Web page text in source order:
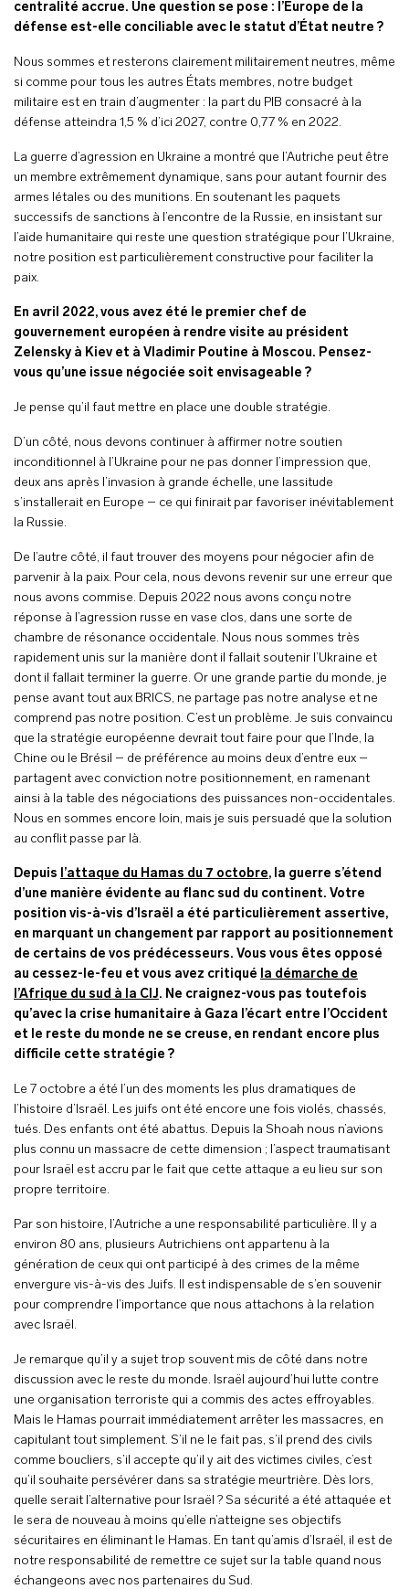
centralité accrue. Une question se pose : l’Europe de la
défense est-elle conciliable avec le statut d’État neutre ?
Nous sommes et resterons clairement militairement neutres, même
si comme pour tous les autres États membres, notre budget
militaire est en train d’augmenter : la part du PIB consacré à la
défense atteindra 1,5 % d’ici 2027, contre 0,77 % en 2022.
La guerre d’agression en Ukraine a montré que l’Autriche peut être
un membre extrêmement dynamique, sans pour autant fournir des
armes létales ou des munitions. En soutenant les paquets
successifs de sanctions à l’encontre de la Russie, en insistant sur
l’aide humanitaire qui reste une question stratégique pour l’Ukraine,
notre position est particulièrement constructive pour faciliter la
paix.
En avril 2022, vous avez été le premier chef de
gouvernement européen à rendre visite au président
Zelensky à Kiev et à Vladimir Poutine à Moscou. Pensez-
vous qu’une issue négociée soit envisageable ?
Je pense qu’il faut mettre en place une double stratégie.
D’un côté, nous devons continuer à affirmer notre soutien
inconditionnel à l’Ukraine pour ne pas donner l’impression que,
deux ans après l’invasion à grande échelle, une lassitude
s’installerait en Europe – ce qui finirait par favoriser inévitablement
la Russie.
De l’autre côté, il faut trouver des moyens pour négocier afin de
parvenir à la paix. Pour cela, nous devons revenir sur une erreur que
nous avons commise. Depuis 2022 nous avons conçu notre
réponse à l’agression russe en vase clos, dans une sorte de
chambre de résonance occidentale. Nous nous sommes très
rapidement unis sur la manière dont il fallait soutenir l’Ukraine et
dont il fallait terminer la guerre. Or une grande partie du monde, je
pense avant tout aux BRICS, ne partage pas notre analyse et ne
comprend pas notre position. C’est un problème. Je suis convaincu
que la stratégie européenne devrait tout faire pour que l’Inde, la
Chine ou le Brésil – de préférence au moins deux d’entre eux –
partagent avec conviction notre positionnement, en ramenant
ainsi à la table des négociations des puissances non-occidentales.
Nous en sommes encore loin, mais je suis persuadé que la solution
au conflit passe par là.
Depuis l’attaque du Hamas du 7 octobre, la guerre s’étend
d’une manière évidente au flanc sud du continent. Votre
position vis-à-vis d’Israël a été particulièrement assertive,
en marquant un changement par rapport au positionnement
de certains de vos prédécesseurs. Vous vous êtes opposé
au cessez-le-feu et vous avez critiqué la démarche de
l’Afrique du sud à la CIJ. Ne craignez-vous pas toutefois
qu’avec la crise humanitaire à Gaza l’écart entre l’Occident
et le reste du monde ne se creuse, en rendant encore plus
difficile cette stratégie ?
Le 7 octobre a été l’un des moments les plus dramatiques de
l’histoire d’Israël. Les juifs ont été encore une fois violés, chassés,
tués. Des enfants ont été abattus. Depuis la Shoah nous n’avions
plus connu un massacre de cette dimension ; l’aspect traumatisant
pour Israël est accru par le fait que cette attaque a eu lieu sur son
propre territoire.
Par son histoire, l’Autriche a une responsabilité particulière. Il y a
environ 80 ans, plusieurs Autrichiens ont appartenu à la
génération de ceux qui ont participé à des crimes de la même
envergure vis-à-vis des Juifs. Il est indispensable de s’en souvenir
pour comprendre l’importance que nous attachons à la relation
avec Israël.
Je remarque qu’il y a sujet trop souvent mis de côté dans notre
discussion avec le reste du monde. Israël aujourd’hui lutte contre
une organisation terroriste qui a commis des actes effroyables.
Mais le Hamas pourrait immédiatement arrêter les massacres, en
capitulant tout simplement. S’il ne le fait pas, s’il prend des civils
comme boucliers, s’il accepte qu’il y ait des victimes civiles, c’est
qu’il souhaite persévérer dans sa stratégie meurtrière. Dès lors,
quelle serait l’alternative pour Israël ? Sa sécurité a été attaquée et
le sera de nouveau à moins qu’elle n’atteigne ses objectifs
sécuritaires en éliminant le Hamas. En tant qu’amis d’Israël, il est de
notre responsabilité de remettre ce sujet sur la table quand nous
échangeons avec nos partenaires du Sud.